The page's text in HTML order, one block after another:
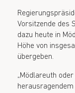
Vorsitzende des
dazu heute in
Höhe von
übergeben.
„Mödlareuth